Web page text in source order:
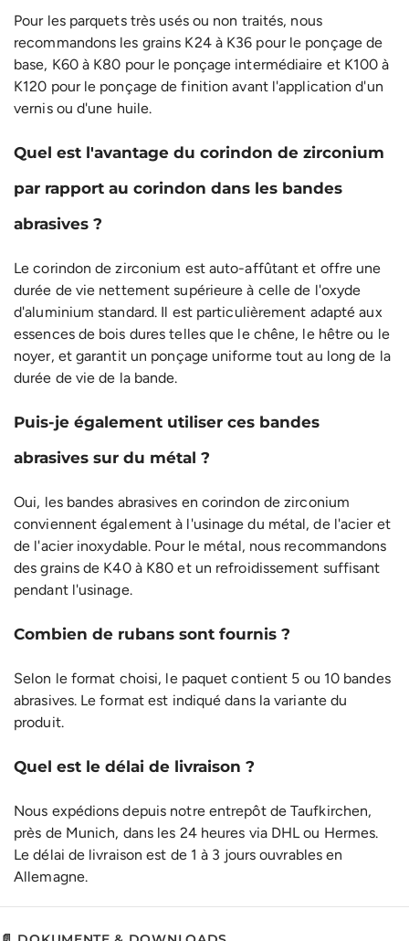
Pour les parquets très usés ou non traités, nous
recommandons les grains K24 à K36 pour le ponçage de
base, K60 à K80 pour le ponçage intermédiaire et K100 à
K120 pour le ponçage de finition avant l'application d'un
vernis ou d'une huile.
Quel est l'avantage du corindon de zirconium
par rapport au corindon dans les bandes
abrasives ?
Le corindon de zirconium est auto-affûtant et offre une
durée de vie nettement supérieure à celle de l'oxyde
d'aluminium standard. Il est particulièrement adapté aux
essences de bois dures telles que le chêne, le hêtre ou le
noyer, et garantit un ponçage uniforme tout au long de la
durée de vie de la bande.
Puis-je également utiliser ces bandes
abrasives sur du métal ?
Oui, les bandes abrasives en corindon de zirconium
conviennent également à l'usinage du métal, de l'acier et
de l'acier inoxydable. Pour le métal, nous recommandons
des grains de K40 à K80 et un refroidissement suffisant
pendant l'usinage.
Combien de rubans sont fournis ?
Selon le format choisi, le paquet contient 5 ou 10 bandes
abrasives. Le format est indiqué dans la variante du
produit.
Quel est le délai de livraison ?
Nous expédions depuis notre entrepôt de Taufkirchen,
près de Munich, dans les 24 heures via DHL ou Hermes.
Le délai de livraison est de 1 à 3 jours ouvrables en
Allemagne.